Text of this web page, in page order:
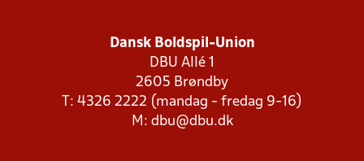
Dansk Boldspil-Union
DBU Allé 1
2605 Brøndby
T: 4326 2222 (mandag - fredag 9-16)
M: dbu@dbu.dk